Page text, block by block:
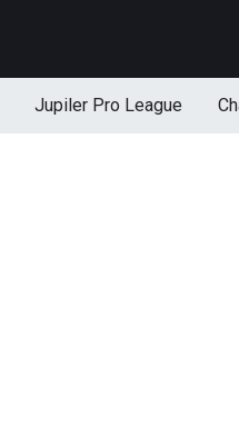
Jupiler Pro League